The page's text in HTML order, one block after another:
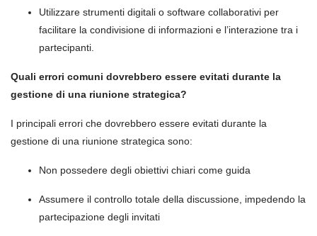
Utilizzare strumenti digitali o software collaborativi per
facilitare la condivisione di informazioni e l’interazione tra i
partecipanti.
Quali errori comuni dovrebbero essere evitati durante la
gestione di una riunione strategica?
I principali errori che dovrebbero essere evitati durante la
gestione di una riunione strategica sono:
Non possedere degli obiettivi chiari come guida
Assumere il controllo totale della discussione, impedendo la
partecipazione degli invitati